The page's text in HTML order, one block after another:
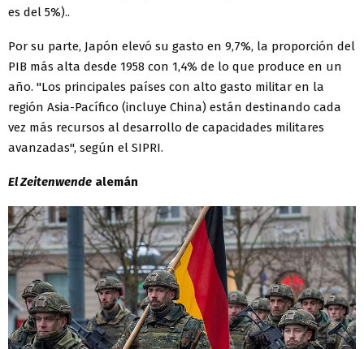
es del 5%)..
Por su parte, Japón elevó su gasto en 9,7%, la proporción del
PIB más alta desde 1958 con 1,4% de lo que produce en un
año. "Los principales países con alto gasto militar en la
región Asia-Pacífico (incluye China) están destinando cada
vez más recursos al desarrollo de capacidades militares
avanzadas", según el SIPRI.
El Zeitenwende alemán